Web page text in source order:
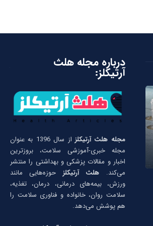
درباره مجله هلث
آرتیکلز:
مجله هلث آرتیکلز
از سال 1396 به عنوان
مجله خبری-آموزشی سلامت، بروزترین
اخبار و مقالات پزشکی و بهداشتی را منتشر
می‌کند. هلث آرتیکلز حوزه‌هایی مانند
ورزش، بیمه‌های درمانی، درمان، تغذیه،
سلامت روان، خانواده و فناوری سلامت را
هم پوشش می‌دهد.